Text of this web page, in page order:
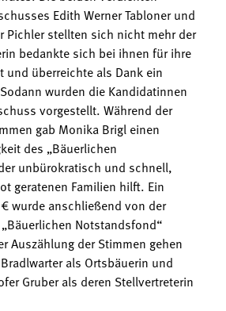
Edith Werner Tabloner und
Pichler stellten sich nicht mehr der
bedankte sich bei ihnen für ihre
und überreichte als Dank ein
wurden die Kandidatinnen
vorgestellt. Während der
gab Monika Brigl einen
des „Bäuerlichen
unbürokratisch und schnell,
geratenen Familien hilft. Ein
wurde anschließend von der
Notstandsfond“
Auszählung der Stimmen gehen
als Ortsbäuerin und
Gruber als deren Stellvertreterin